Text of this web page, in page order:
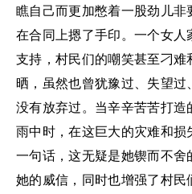
瞧自己而更加憋着一股劲儿非
在合同上摁了手印。一个女人
支持，村民们的嘲笑甚至刁难
晒，虽然也曾犹豫过、失望
没有放弃过。当辛辛苦苦打造
雨中时，在这巨大的灾难和
一句话，这无疑是她锲而不舍
她的威信，同时也增强了村民